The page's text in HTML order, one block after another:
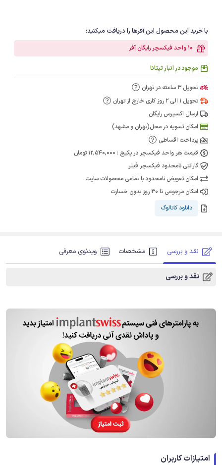
با خرید این محصول این آفرها را دریافت میکنید:
10 واحد فیکسچر رایگان آفر
موجود در انبار تیتانا
تحویل 3 ساعته در تهران
تحویل 1 الی 2 روز کاری خارج از تهران
ارسال اکسپرس رایگان
امکان تسویه در محل(تهران و مشهد)
پرداخت اقساطی
قیمت هر واحد فیکسچر در پکیج : 12,540,000 تومان
گارانتی نامحدود فیکسچر فیلر
امکان تعویض نامحدود با تمامی محصولات سایت
امکان مرجوعی تا 30 روز بدون خسارت
دانلود کاتالوگ
نقد و بررسی مشخصات ویدئوی معرفی
نقد و بررسی
امتیازات کاربران